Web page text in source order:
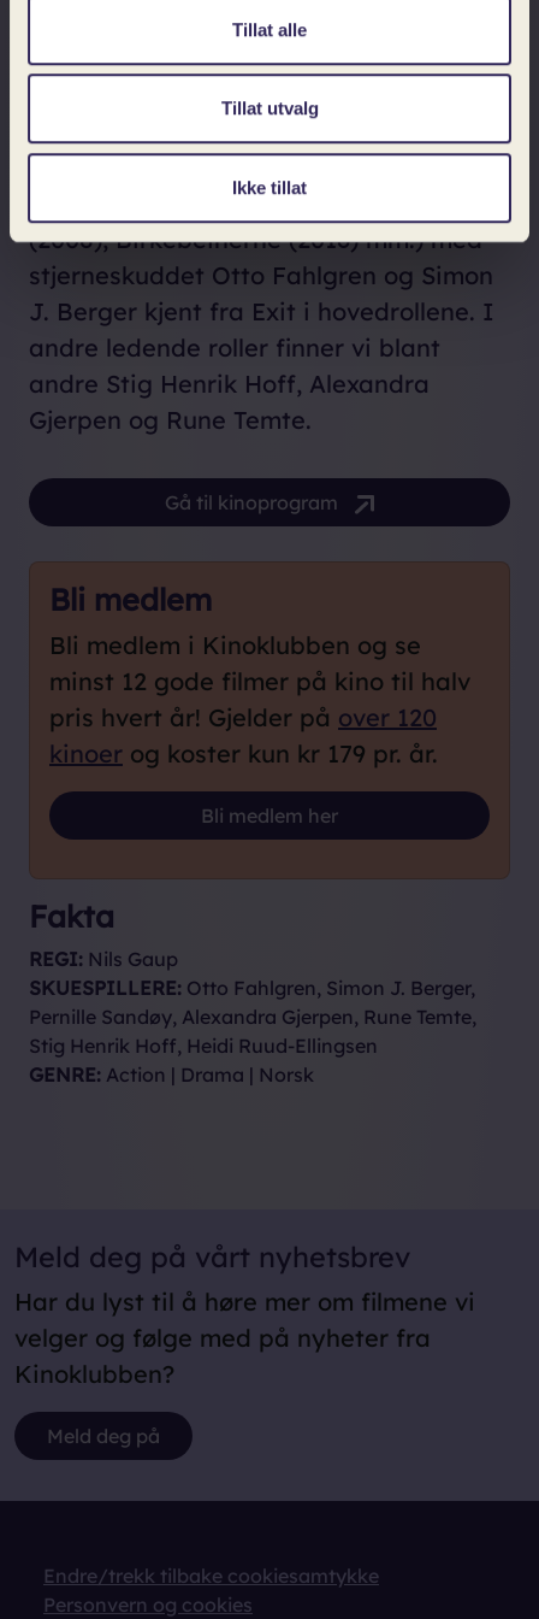
Tillat alle
Tillat utvalg
Ikke tillat
Sulis 1907 er inspirert av virkelige
hendelser, og skildrer opptrappingen til
storslaget drama fra Nils Gaup
(Veiviseren (1987), Kautokeino-opprøret
(2008), Birkebeinerne (2016) mm.) med
stjerneskuddet Otto Fahlgren og Simon
J. Berger kjent fra Exit i hovedrollene. I
andre ledende roller finner vi blant
andre Stig Henrik Hoff, Alexandra
Gjerpen og Rune Temte.
Gå til kinoprogram
Bli medlem
Bli medlem i Kinoklubben og se
minst 12 gode filmer på kino til halv
pris hvert år! Gjelder på over 120
kinoer og koster kun kr 179 pr. år.
Bli medlem herLoading...
Fakta
REGI: Nils Gaup
SKUESPILLERE: Otto Fahlgren, Simon J. Berger,
Pernille Sandøy, Alexandra Gjerpen, Rune Temte,
Stig Henrik Hoff, Heidi Ruud-Ellingsen
GENRE: Action | Drama | Norsk
Meld deg på vårt nyhetsbrev
Har du lyst til å høre mer om filmene vi
velger og følge med på nyheter fra
Kinoklubben?
Meld deg på
Endre/trekk tilbake cookiesamtykke
Personvern og cookies